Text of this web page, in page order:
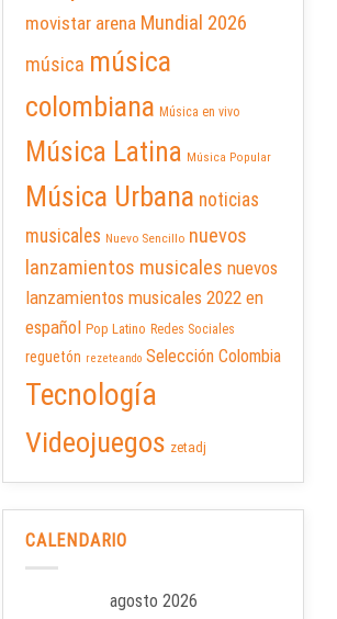
movistar arena Mundial 2026
música música
colombiana Música en vivo
Música Latina Música Popular
Música Urbana noticias
musicales Nuevo Sencillo nuevos
lanzamientos musicales nuevos
lanzamientos musicales 2022 en
español Pop Latino Redes Sociales
reguetón rezeteando Selección Colombia
Tecnología
Videojuegos zetadj
CALENDARIO
agosto 2026